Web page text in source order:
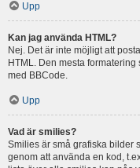
Upp
Kan jag använda HTML?
Nej. Det är inte möjligt att
HTML. Den mesta
med BBCode.
Upp
Vad är smilies?
Smilies är små grafiska bilder
genom att använda en kod,